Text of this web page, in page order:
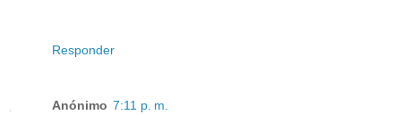
Responder
Anónimo 7:11 p. m.